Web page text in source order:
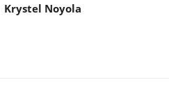
Krystel Noyola